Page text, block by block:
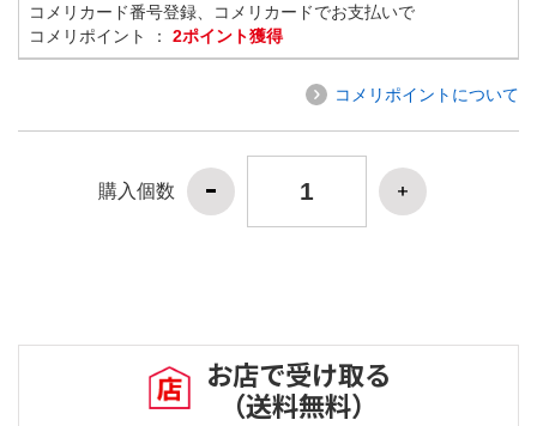
コメリカード番号登録、コメリカードでお支払いで
コメリポイント ： 2ポイント獲得
コメリポイントについて
購入個数
お店で受け取る
（送料無料）